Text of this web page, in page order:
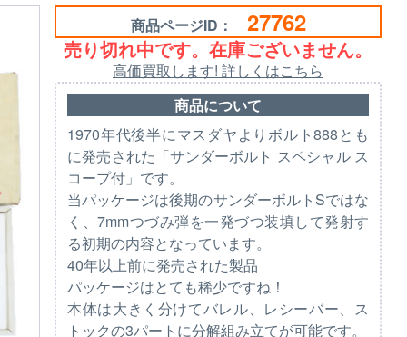
商品ページID： 27762
売り切れ中です。在庫ございません。
高価買取します! 詳しくはこちら
商品について
1970年代後半にマスダヤよりボルト888とも
に発売された「サンダーボルト スペシャル ス
コープ付」です。
当パッケージは後期のサンダーボルトSではな
く、7mmつづみ弾を一発づつ装填して発射す
る初期の内容となっています。
40年以上前に発売された製品
パッケージはとても稀少ですね！
本体は大きく分けてバレル、レシーバー、ス
トックの3パートに分解組み立てが可能です。